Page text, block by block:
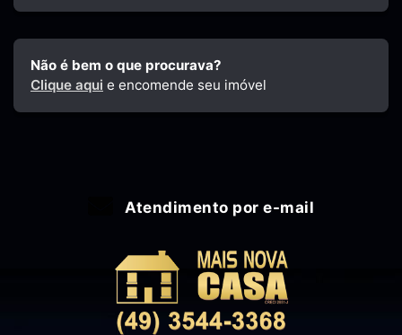
Não é bem o que procurava?
Clique aqui e encomende seu imóvel
Atendimento por e-mail